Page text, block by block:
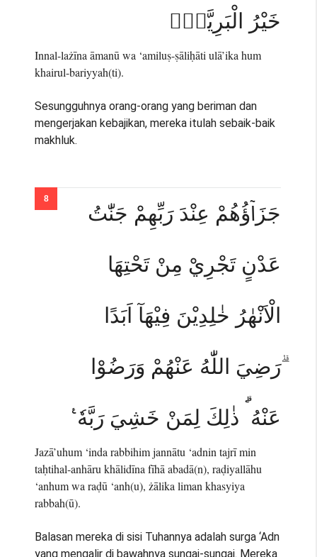
خَيْرُ الْبَرِيَّةِۗ
Innal-lażīna āmanū wa ‘amiluṣ-ṣāliḥāti ulā’ika hum
khairul-bariyyah(ti).
Sesungguhnya orang-orang yang beriman dan
mengerjakan kebajikan, mereka itulah sebaik-baik
makhluk.
جَزَاۤؤُهُمْ عِنْدَ رَبِّهِمْ جَنّٰتُ
عَدْنٍ تَجْرِيْ مِنْ تَحْتِهَا
الْاَنْهٰرُ خٰلِدِيْنَ فِيْهَآ اَبَدًا
ۗرَضِيَ اللّٰهُ عَنْهُمْ وَرَضُوْا
عَنْهُ ۗ ذٰلِكَ لِمَنْ خَشِيَ رَبَّهٗ ࣖ
Jazā’uhum ‘inda rabbihim jannātu ‘adnin tajrī min
taḥtihal-anhāru khālidīna fīhā abadā(n), raḍiyallāhu
‘anhum wa raḍū ‘anh(u), żālika liman khasyiya
rabbah(ū).
Balasan mereka di sisi Tuhannya adalah surga ‘Adn
yang mengalir di bawahnya sungai-sungai. Mereka